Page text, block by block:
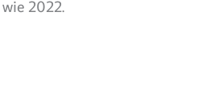
2022.